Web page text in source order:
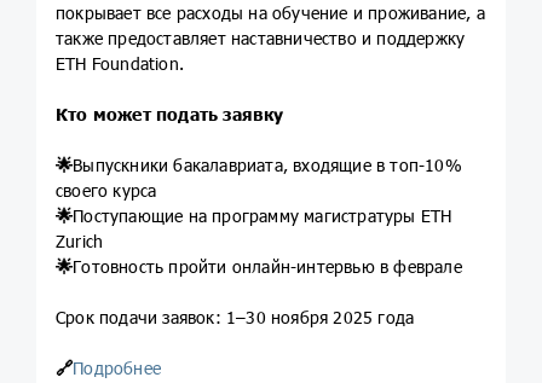
покрывает все расходы на обучение и проживание, а
также предоставляет наставничество и поддержку
ETH Foundation.
Кто может подать заявку
🌟Выпускники бакалавриата, входящие в топ-10%
своего курса
🌟Поступающие на программу магистратуры ETH
Zurich
🌟Готовность пройти онлайн-интервью в феврале
Срок подачи заявок: 1–30 ноября 2025 года
🔗Подробнее